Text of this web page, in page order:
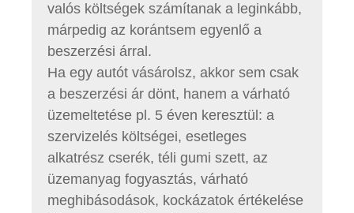
valós költségek számítanak a leginkább,
márpedig az korántsem egyenlő a
beszerzési árral.
Ha egy autót vásárolsz, akkor sem csak
a beszerzési ár dönt, hanem a várható
üzemeltetése pl. 5 éven keresztül: a
szervizelés költségei, esetleges
alkatrész cserék, téli gumi szett, az
üzemanyag fogyasztás, várható
meghibásodások, kockázatok értékelése